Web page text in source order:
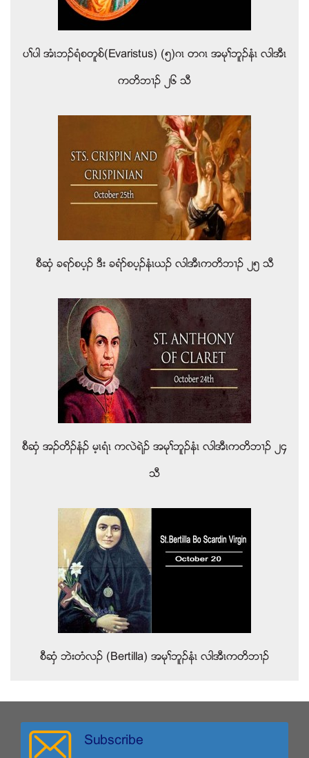
ပႈပါ အံၚဘဥရံစတူစ္(Evaristus) (၅)ဂၚ တဂၚ အမုႈဘူဥနံၚ လါအီၚ
ကတိဘ႕ဥ ၂၆ သီ
စီဆွံ ခရဏစပ့ဥ ဒီး ခရံဏစပ့ဥနံၚဎဥ လါအီၚကတိဘ႕ဥ ၂၅ သီ
စီဆွံ အဥတိဥနံဥ မ့ၚရံၚ ကလဲရဲဥ အမုႈဘူဥနံၚ လါအီၚကတိဘ႕ဥ ၂၄
သီ
စီဆွံ ဘဲးတံလဥ (Bertilla) အမုႈဘူဥနံၚ လါအီၚကတိဘ႕ဥ
Subscribe